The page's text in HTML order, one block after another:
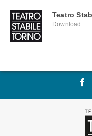
Teatro
Download
Skip